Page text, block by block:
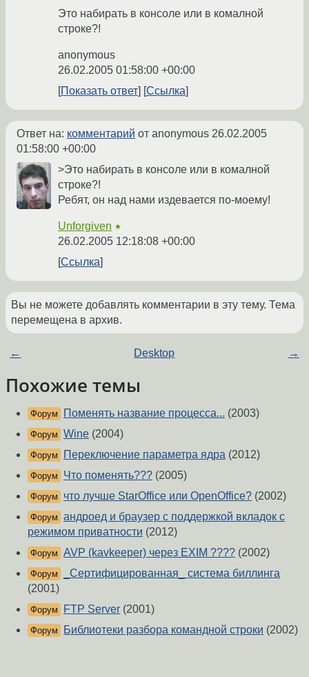
Это набирать в консоле или в комалной
строке?!
anonymous
26.02.2005 01:58:00 +00:00
Показать ответ
Ссылка
Ответ на: комментарий от anonymous 26.02.2005
01:58:00 +00:00
>Это набирать в консоле или в комалной
строке?!
Ребят, он над нами издевается по-моему!
Unforgiven ★
26.02.2005 12:18:08 +00:00
Ссылка
Вы не можете добавлять комментарии в эту тему. Тема
перемещена в архив.
← Desktop →
Похожие темы
Форум Поменять название процесса... (2003)
Форум Wine (2004)
Форум Переключение параметра ядра (2012)
Форум Что поменять??? (2005)
Форум что лучше StarOffice или OpenOffice? (2002)
Форум андроед и браузер с поддержкой вкладок с
режимом приватности (2012)
Форум AVP (kavkeeper) через EXIM ???? (2002)
Форум
_Сертифицированная_ система биллинга
(2001)
Форум FTP Server (2001)
Форум Библиотеки разбора командной строки (2002)